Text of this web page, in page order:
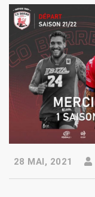
28 MAI, 2021